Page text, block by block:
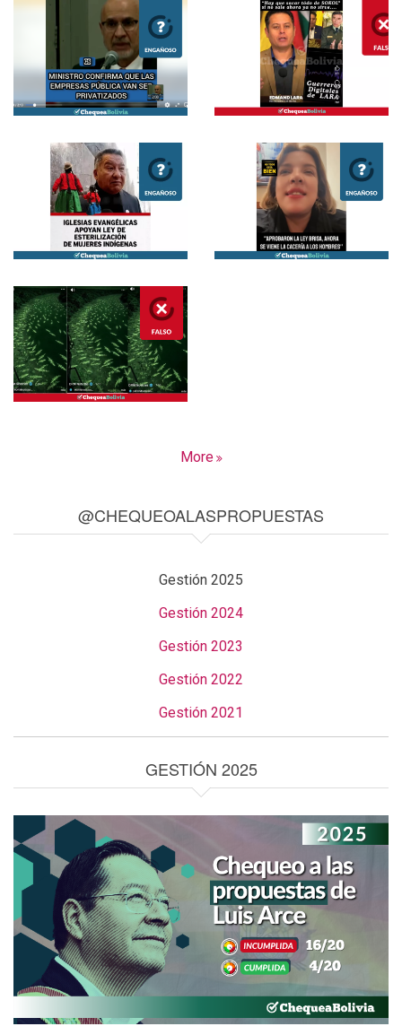
More
@CHEQUEOALASPROPUESTAS
Gestión 2025
Gestión 2024
Gestión 2023
Gestión 2022
Gestión 2021
GESTIÓN 2025